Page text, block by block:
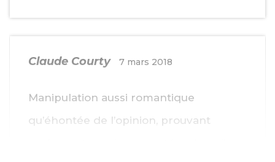
Claude Courty 7 mars 2018
Manipulation aussi romantique
qu’éhontée de l’opinion, prouvant